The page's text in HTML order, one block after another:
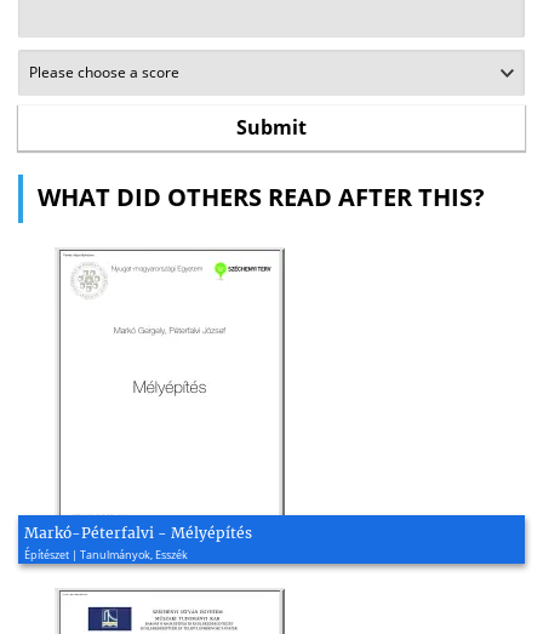
WHAT DID OTHERS READ AFTER THIS?
Markó-Péterfalvi - Mélyépítés
Építészet | Tanulmányok, Esszék